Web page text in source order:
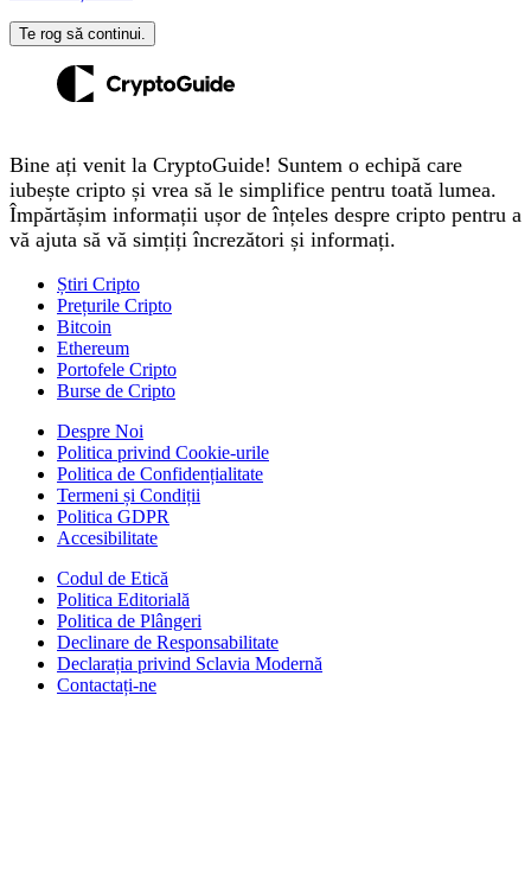
Te rog să continui.
Bine ați venit la CryptoGuide! Suntem o echipă care
iubește cripto și vrea să le simplifice pentru toată lumea.
Împărtășim informații ușor de înțeles despre cripto pentru a
vă ajuta să vă simțiți încrezători și informați.
Știri Cripto
Prețurile Cripto
Bitcoin
Ethereum
Portofele Cripto
Burse de Cripto
Despre Noi
Politica privind Cookie-urile
Politica de Confidențialitate
Termeni și Condiții
Politica GDPR
Accesibilitate
Codul de Etică
Politica Editorială
Politica de Plângeri
Declinare de Responsabilitate
Declarația privind Sclavia Modernă
Contactați-ne